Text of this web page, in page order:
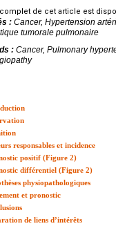
de cet article est
: Cancer, Hypertension
tumorale pulmonaire
: Cancer, Pulmonary
responsables et incidence
positif (Figure 2)
différentiel (Figure 2)
physiopathologiques
et pronostic
de liens d’intérêts